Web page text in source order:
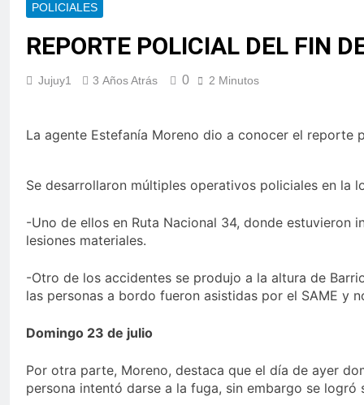
POLICIALES
REPORTE POLICIAL DEL FIN
Jujuy1 3 Años Atrás 0 2 Minutos
La agente Estefanía Moreno dio a conocer el reporte
Se desarrollaron múltiples operativos policiales en la
-Uno de ellos en Ruta Nacional 34, donde estuvieron
lesiones materiales.
-Otro de los accidentes se produjo a la altura de
las personas a bordo fueron asistidas por el SAME y
Domingo 23 de julio
Por otra parte, Moreno, destaca que el día de ayer
persona intentó darse a la fuga, sin embargo se logró